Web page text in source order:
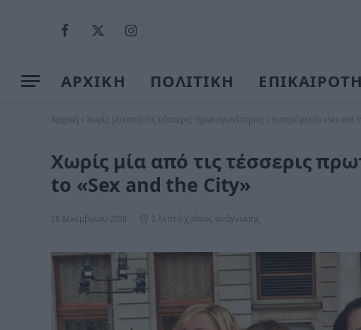
Facebook
X
Instagram
ΑΡΧΙΚΗ ΠΟΛΙΤΙΚΗ
Αρχική Xωρίς μία από τις τέσσερις πρωταγωνίστριες επιστρέφει tο «Sex and
Xωρίς μία από τις τέσσερις
tο «Sex and the City»
28 Δεκεμβρίου 2020 2 λεπτά χρόνος ανάγνωσης